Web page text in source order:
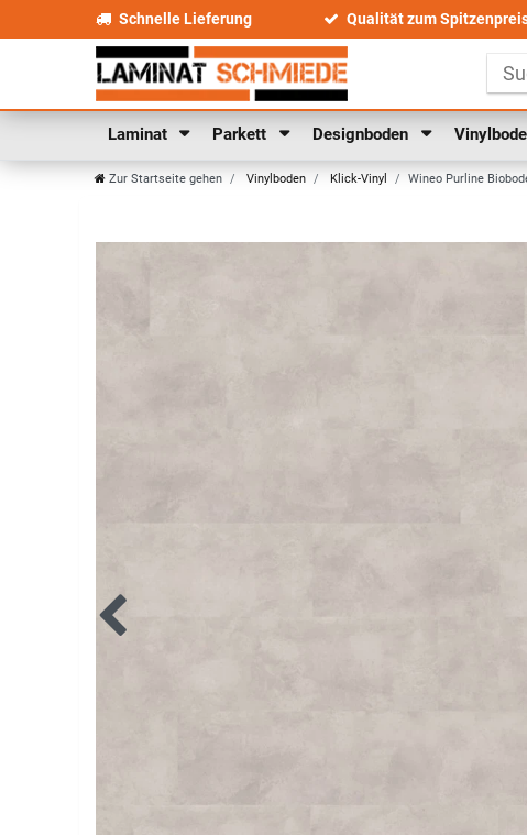
Schnelle Lieferung Qualität zum
Laminat Parkett Designboden
Zur Startseite gehen Vinylboden Klick-Vinyl Wineo Purline